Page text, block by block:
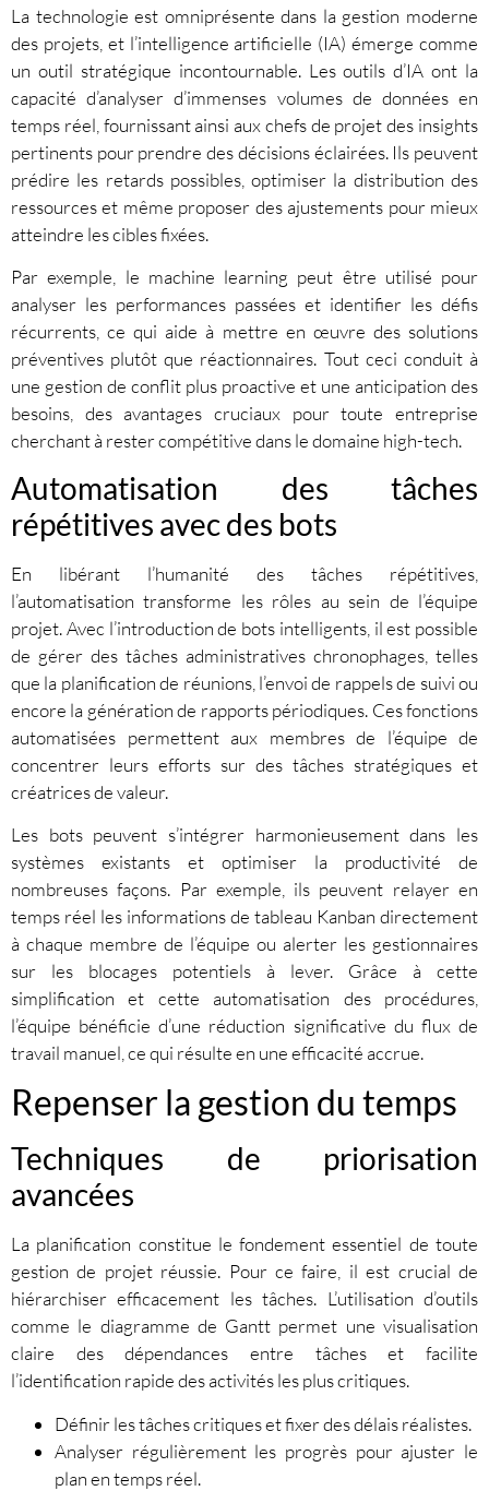
La technologie est omniprésente dans la gestion moderne
des projets, et l’intelligence artificielle (IA) émerge comme
un outil stratégique incontournable. Les outils d’IA ont la
capacité d’analyser d’immenses volumes de données en
temps réel, fournissant ainsi aux chefs de projet des insights
pertinents pour prendre des décisions éclairées. Ils peuvent
prédire les retards possibles, optimiser la distribution des
ressources et même proposer des ajustements pour mieux
atteindre les cibles fixées.
Par exemple, le machine learning peut être utilisé pour
analyser les performances passées et identifier les défis
récurrents, ce qui aide à mettre en œuvre des solutions
préventives plutôt que réactionnaires. Tout ceci conduit à
une gestion de conflit plus proactive et une anticipation des
besoins, des avantages cruciaux pour toute entreprise
cherchant à rester compétitive dans le domaine high-tech.
Automatisation des tâches
répétitives avec des bots
En libérant l’humanité des tâches répétitives,
l’automatisation transforme les rôles au sein de l’équipe
projet. Avec l’introduction de bots intelligents, il est possible
de gérer des tâches administratives chronophages, telles
que la planification de réunions, l’envoi de rappels de suivi ou
encore la génération de rapports périodiques. Ces fonctions
automatisées permettent aux membres de l’équipe de
concentrer leurs efforts sur des tâches stratégiques et
créatrices de valeur.
Les bots peuvent s’intégrer harmonieusement dans les
systèmes existants et optimiser la productivité de
nombreuses façons. Par exemple, ils peuvent relayer en
temps réel les informations de tableau Kanban directement
à chaque membre de l’équipe ou alerter les gestionnaires
sur les blocages potentiels à lever. Grâce à cette
simplification et cette automatisation des procédures,
l’équipe bénéficie d’une réduction significative du flux de
travail manuel, ce qui résulte en une efficacité accrue.
Repenser la gestion du temps
Techniques de priorisation
avancées
La planification constitue le fondement essentiel de toute
gestion de projet réussie. Pour ce faire, il est crucial de
hiérarchiser efficacement les tâches. L’utilisation d’outils
comme le diagramme de Gantt permet une visualisation
claire des dépendances entre tâches et facilite
l’identification rapide des activités les plus critiques.
Définir les tâches critiques et fixer des délais réalistes.
Analyser régulièrement les progrès pour ajuster le
plan en temps réel.